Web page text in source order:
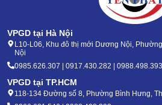
VPGD tại Hà Nội
L10-L06, Khu đô thị mới Dương Nội,
Nội
0985.626.307 | 0917.430.282 | 0988.498.393
VPGD tại TP.HCM
118-134 Đường số 8, Phường Bình Hưng,